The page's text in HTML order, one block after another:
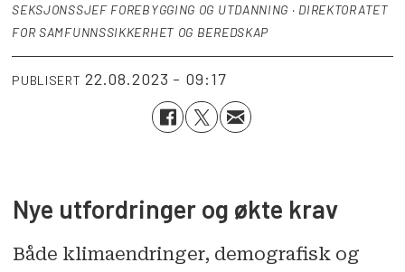
SEKSJONSSJEF FOREBYGGING OG UTDANNING · DIREKTORATET
FOR SAMFUNNSSIKKERHET OG BEREDSKAP
PUBLISERT 22.08.2023 - 09:17
Nye utfordringer og økte krav
Både klima­endringer, demografisk og